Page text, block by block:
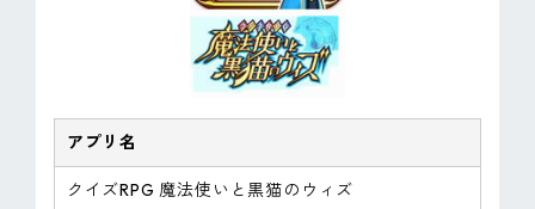
アプリ名
クイズRPG 魔法使いと黒猫のウィズ